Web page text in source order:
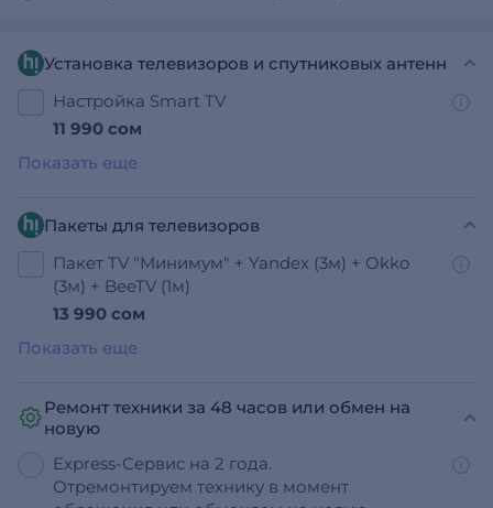
Установка телевизоров и спутниковых антенн
Настройка Smart TV
11 990 сом
Показать еще
Пакеты для телевизоров
Пакет TV "Минимум" + Yandex (3м) + Okko
(3м) + BeeTV (1м)
13 990 сом
Показать еще
Ремонт техники за 48 часов или обмен на
новую
Express-Сервис на 2 года.
Отремонтируем технику в момент